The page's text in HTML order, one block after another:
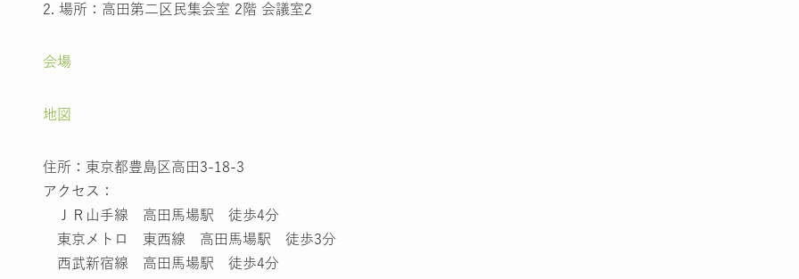
2. 場所：高田第二区民集会室 2階 会議室2
会場
地図
住所：東京都豊島区高田3-18-3
アクセス：
ＪＲ山手線 高田馬場駅 徒歩4分
東京メトロ 東西線 高田馬場駅 徒歩3分
西武新宿線 高田馬場駅 徒歩4分